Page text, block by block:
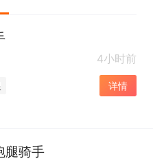
4小时前
详情
腿骑手